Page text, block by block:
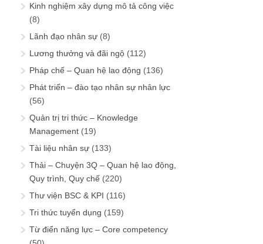
Kinh nghiệm xây dựng mô tả công việc
(8)
Lãnh đạo nhân sự (8)
Lương thưởng và đãi ngộ (112)
Pháp chế – Quan hệ lao động (136)
Phát triển – đào tạo nhân sự nhân lực
(56)
Quản trị tri thức – Knowledge
Management (19)
Tài liệu nhân sự (133)
Thải – Chuyện 3Q – Quan hệ lao động,
Quy trình, Quy chế (220)
Thư viện BSC & KPI (116)
Tri thức tuyển dụng (159)
Từ điển năng lực – Core competency